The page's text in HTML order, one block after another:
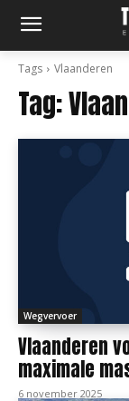
Tags Vlaanderen
Tag:
Wegvervoer
Vlaanderen
maximale
6 november 2025